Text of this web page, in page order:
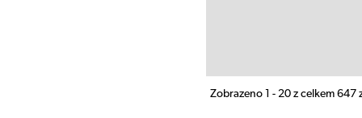
Zobrazeno 1 - 20 z celkem 647